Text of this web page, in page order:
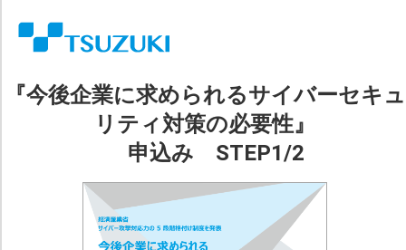
『今後企業に求められるサイバーセキュ
リティ対策の必要性』
申込み STEP1/2